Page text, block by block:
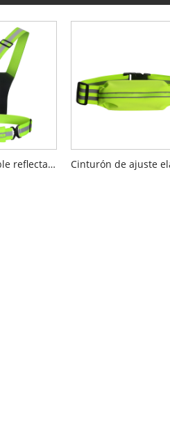
Chaleco ajustable reflectante LED